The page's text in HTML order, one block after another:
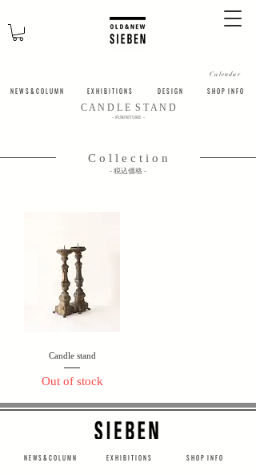
N E W S & C O L U M N
Calendar
​E X H I B I T I O N S D E S I G N S H O P I N F O
​C A N D L E S T A N D
​- FURNITURE -
C o l l e c t i o n
​- 税込価格 -
Candle stand
Out of stock
N E W S & C O L U M N ​E X H I B I T I O N S S H O P I N F O